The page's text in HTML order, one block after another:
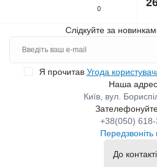
0
Слідкуйте за
Я прочитав Угода
Наша
Київ, вул.
+38(050)
Передзвоніть
До